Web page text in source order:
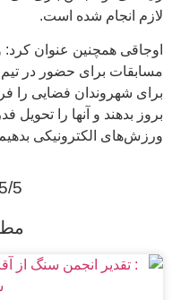
لازم انجام شده است.
اوجاقی همچنین عنوان
مسابقات برای حضور در
برای شهروندان فضایی را
بروز بدهند و آنها را
ورزش‌های الکترونیکی
5/5 - (17 امتیاز)